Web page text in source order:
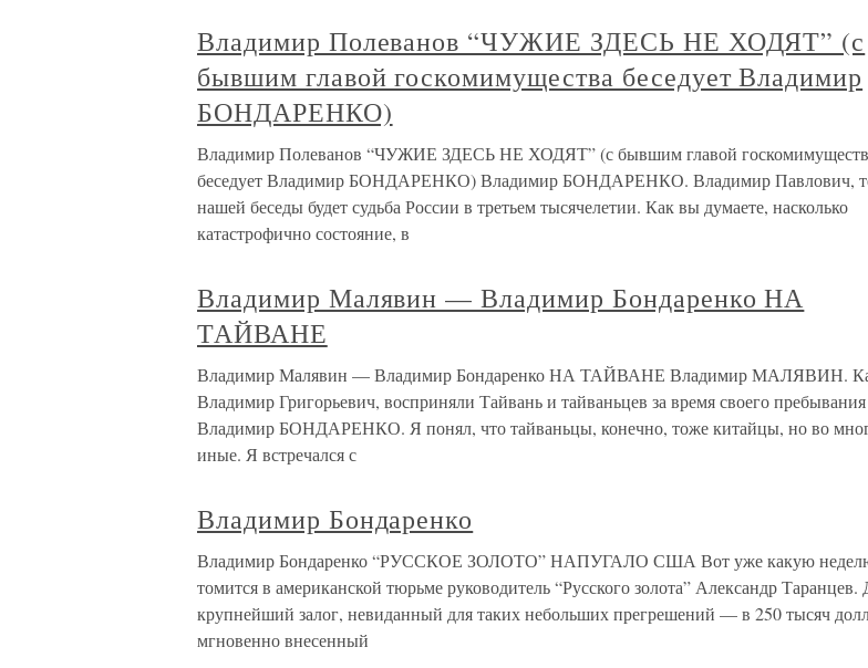
Владимир Полеванов “ЧУЖИЕ ЗДЕСЬ НЕ ХОДЯТ” (с
бывшим главой госкомимущества беседует Владимир
БОНДАРЕНКО)
Владимир Полеванов “ЧУЖИЕ ЗДЕСЬ НЕ ХОДЯТ” (с бывшим главой
беседует Владимир БОНДАРЕНКО) Владимир БОНДАРЕНКО. Владимир Павлович,
нашей беседы будет судьба России в третьем тысячелетии. Как вы думаете, насколько
катастрофично состояние, в
Владимир Малявин — Владимир Бондаренко НА
ТАЙВАНЕ
Владимир Малявин — Владимир Бондаренко НА ТАЙВАНЕ Владимир МАЛЯВИН.
Владимир Григорьевич, восприняли Тайвань и тайваньцев за время своего пребывания
Владимир БОНДАРЕНКО. Я понял, что тайваньцы, конечно, тоже китайцы, но во
иные. Я встречался с
Владимир Бондаренко
Владимир Бондаренко “РУССКОЕ ЗОЛОТО” НАПУГАЛО США Вот уже какую
томится в американской тюрьме руководитель “Русского золота” Александр Таранцев.
крупнейший залог, невиданный для таких небольших прегрешений — в 250 тысяч
мгновенно внесенный